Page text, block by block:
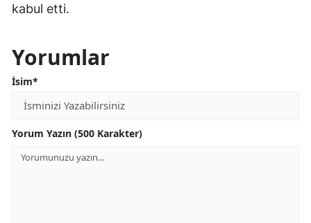
kabul etti.
Yorumlar
İsim*
Yorum Yazın (500 Karakter)